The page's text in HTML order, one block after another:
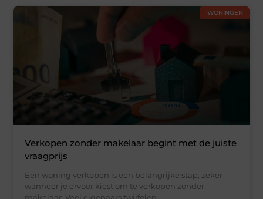
WONINGEN
Verkopen zonder makelaar begint met de juiste
vraagprijs
Een woning verkopen is een belangrijke stap, zeker
wanneer je ervoor kiest om te verkopen zonder